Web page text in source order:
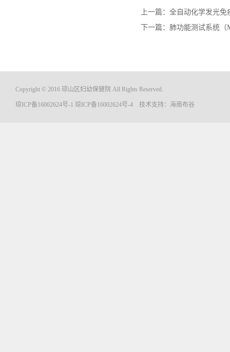
上一篇： 全自动化学发光免
下一篇： 肺功能测试系统（
Copyright © 2016 琼山区妇幼保健院 All Rights Reserved.
琼ICP备16002624号-1 琼ICP备16002624号-4 技术支持： 海南布谷